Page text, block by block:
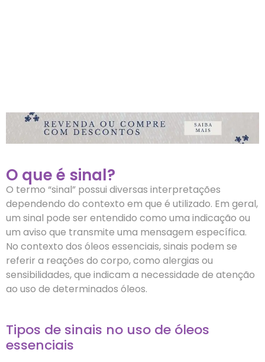
O que é sinal?
O termo “sinal” possui diversas interpretações
dependendo do contexto em que é utilizado. Em geral,
um sinal pode ser entendido como uma indicação ou
um aviso que transmite uma mensagem específica.
No contexto dos óleos essenciais, sinais podem se
referir a reações do corpo, como alergias ou
sensibilidades, que indicam a necessidade de atenção
ao uso de determinados óleos.
Tipos de sinais no uso de óleos
essenciais